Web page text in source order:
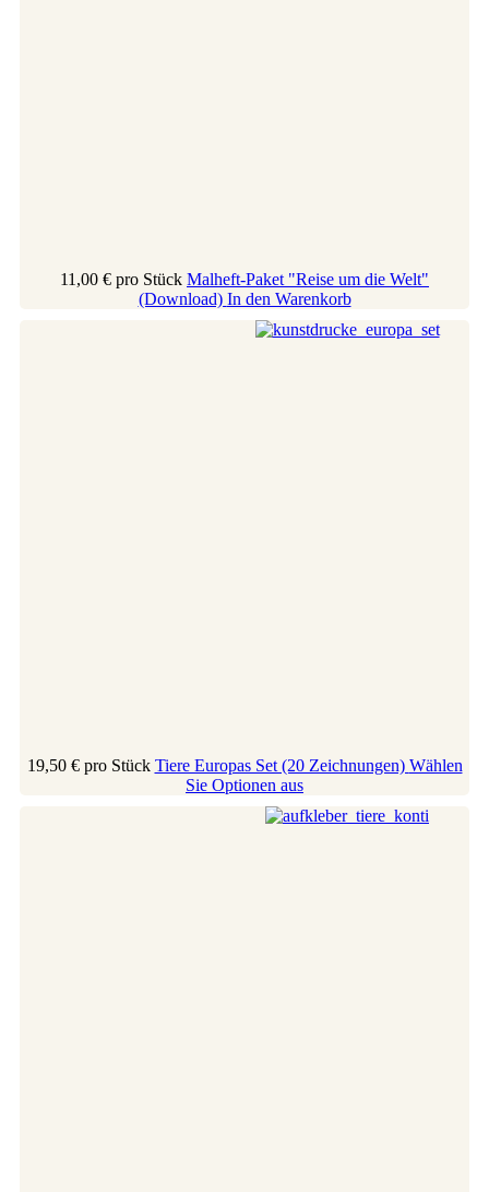
11,00 € pro Stück Malheft-Paket "Reise um die Welt"
(Download) In den Warenkorb
19,50 € pro Stück Tiere Europas Set (20 Zeichnungen) Wählen
Sie Optionen aus